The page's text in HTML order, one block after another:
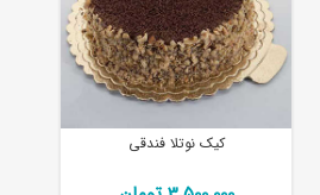
کیک نوتلا فندقی